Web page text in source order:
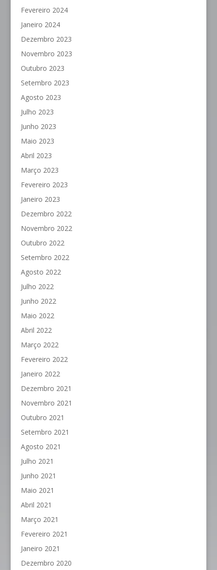
Fevereiro 2024
Janeiro 2024
Dezembro 2023
Novembro 2023
Outubro 2023
Setembro 2023
Agosto 2023
Julho 2023
Junho 2023
Maio 2023
Abril 2023
Março 2023
Fevereiro 2023
Janeiro 2023
Dezembro 2022
Novembro 2022
Outubro 2022
Setembro 2022
Agosto 2022
Julho 2022
Junho 2022
Maio 2022
Abril 2022
Março 2022
Fevereiro 2022
Janeiro 2022
Dezembro 2021
Novembro 2021
Outubro 2021
Setembro 2021
Agosto 2021
Julho 2021
Junho 2021
Maio 2021
Abril 2021
Março 2021
Fevereiro 2021
Janeiro 2021
Dezembro 2020